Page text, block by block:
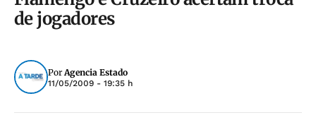
de jogadores
PorAgencia Estado
11/05/2009 - 19:35 h